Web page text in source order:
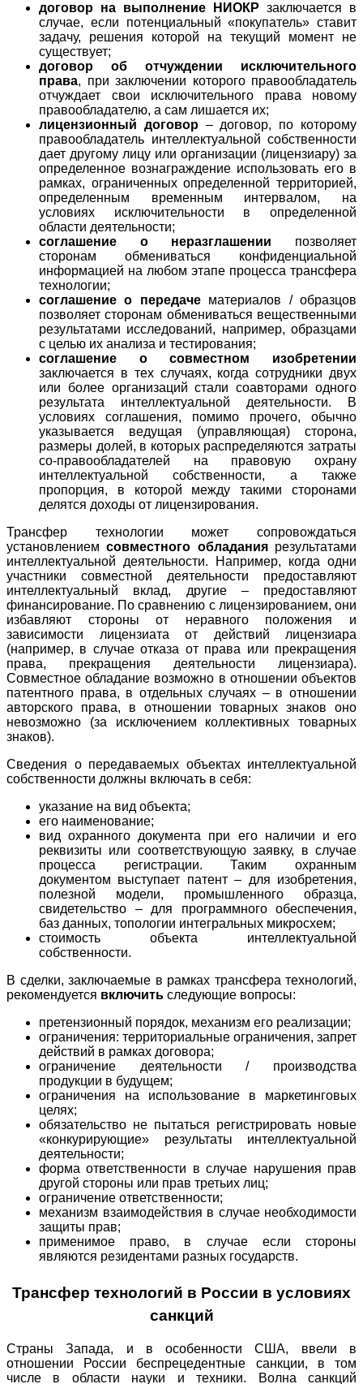
договор на выполнение НИОКР заключается в
случае, если потенциальный «покупатель» ставит
задачу, решения которой на текущий момент не
существует;
договор об отчуждении исключительного
права, при заключении которого правообладатель
отчуждает свои исключительного права новому
правообладателю, а сам лишается их;
лицензионный договор– договор, по которому
правообладатель интеллектуальной собственности
дает другому лицу или организации (лицензиару) за
определенное вознаграждение использовать его в
рамках, ограниченных определенной территорией,
определенным временным интервалом, на
условиях исключительности в определенной
области деятельности;
соглашение о неразглашении позволяет
сторонам обмениваться конфиденциальной
информацией на любом этапе процесса трансфера
технологии;
соглашение о передачематериалов / образцов
позволяет сторонам обмениваться вещественными
результатами исследований, например, образцами
с целью их анализа и тестирования;
соглашение о совместном изобретении
заключается в тех случаях, когда сотрудники двух
или более организаций стали соавторами одного
результата интеллектуальной деятельности. В
условиях соглашения, помимо прочего, обычно
указывается ведущая (управляющая) сторона,
размеры долей, в которых распределяются затраты
со-правообладателей на правовую охрану
интеллектуальной собственности, а также
пропорция, в которой между такими сторонами
делятся доходы от лицензирования.
Трансфер технологии может сопровождаться
установлениемсовместного обладаниярезультатами
интеллектуальной деятельности. Например, когда одни
участники совместной деятельности предоставляют
интеллектуальный вклад, другие – предоставляют
финансирование. По сравнению с лицензированием, они
избавляют стороны от неравного положения и
зависимости лицензиата от действий лицензиара
(например, в случае отказа от права или прекращения
права, прекращения деятельности лицензиара).
Совместное обладание возможно в отношении объектов
патентного права, в отдельных случаях – в отношении
авторского права, в отношении товарных знаков оно
невозможно (за исключением коллективных товарных
знаков).
Сведения о передаваемых объектах интеллектуальной
собственности должны включать в себя:
указание на вид объекта;
его наименование;
вид охранного документа при его наличии и его
реквизиты или соответствующую заявку, в случае
процесса регистрации. Таким охранным
документом выступает патент – для изобретения,
полезной модели, промышленного образца,
свидетельство – для программного обеспечения,
баз данных, топологии интегральных микросхем;
стоимость объекта интеллектуальной
собственности.
В сделки, заключаемые в рамках трансфера технологий,
рекомендуется включить следующие вопросы:
претензионный порядок, механизм его реализации;
ограничения: территориальные ограничения, запрет
действий в рамках договора;
ограничение деятельности / производства
продукции в будущем;
ограничения на использование в маркетинговых
целях;
обязательство не пытаться регистрировать новые
«конкурирующие» результаты интеллектуальной
деятельности;
форма ответственности в случае нарушения прав
другой стороны или прав третьих лиц;
ограничение ответственности;
механизм взаимодействия в случае необходимости
защиты прав;
применимое право, в случае если стороны
являются резидентами разных государств.
Трансфер технологий в России в условиях
санкций
Страны Запада, и в особенности США, ввели в
отношении России беспрецедентные санкции, в том
числе в области науки и техники. Волна санкций